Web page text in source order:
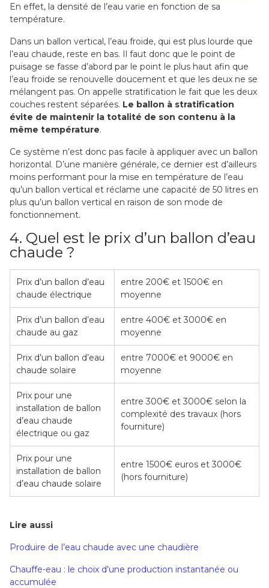
En effet, la densité de l’eau varie en fonction de sa
température.
Dans un ballon vertical, l’eau froide, qui est plus lourde que
l’eau chaude, reste en bas. Il faut donc que le point de
puisage se fasse d’abord par le point le plus haut afin que
l’eau froide se renouvelle doucement et que les deux ne se
mélangent pas. On appelle stratification le fait que les deux
couches restent séparées. Le ballon à stratification
évite de maintenir la totalité de son contenu à la
même température.
Ce système n’est donc pas facile à appliquer avec un ballon
horizontal. D’une manière générale, ce dernier est d’ailleurs
moins performant pour la mise en température de l’eau
qu’un ballon vertical et réclame une capacité de 50 litres en
plus qu’un ballon vertical en raison de son mode de
fonctionnement.
4. Quel est le prix d’un ballon d’eau
chaude ?
Prix d’un ballon d’eau
chaude électrique
entre 200€ et 1500€ en
moyenne
Prix d’un ballon d’eau
chaude au gaz
entre 400€ et 3000€ en
moyenne
Prix d’un ballon d’eau
chaude solaire
entre 7000€ et 9000€ en
moyenne
Prix pour une
installation de ballon
d’eau chaude
électrique ou gaz
entre 300€ et 3000€ selon la
complexité des travaux (hors
fourniture)
Prix pour une
installation de ballon
d’eau chaude solaire
entre 1500€ euros et 3000€
(hors fourniture)
Lire aussi
Produire de l’eau chaude avec une chaudière
Chauffe-eau : le choix d’une production instantanée ou
accumulée